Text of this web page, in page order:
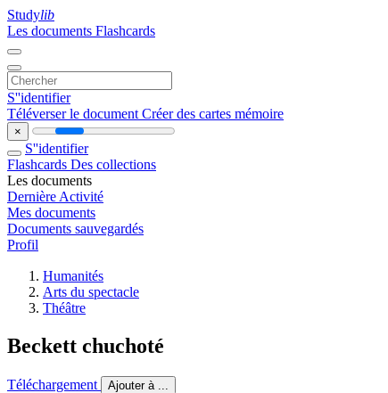
Studylib
Les documents Flashcards
S''identifier
Téléverser le document Créer des cartes mémoire
×
S''identifier
Flashcards Des collections
Les documents
Dernière Activité
Mes documents
Documents sauvegardés
Profil
Humanités
Arts du spectacle
Théâtre
Beckett chuchoté
Téléchargement Ajouter à ...